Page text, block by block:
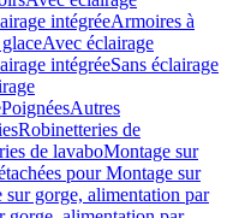
intégréeArmoires à
Avec éclairage
intégréeSans éclairage
PoignéesAutres
Robinetteries de
de lavaboMontage sur
pour Montage sur
sur gorge, alimentation par